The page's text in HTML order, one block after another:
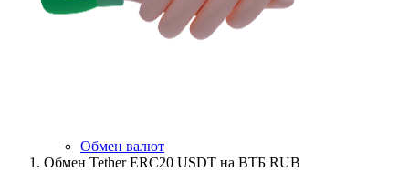
Обмен валют
Обмен Tether ERC20 USDT на ВТБ RUB